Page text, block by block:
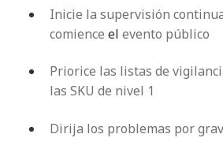
Inicie la supervisión
comience elevento público
Priorice las listas de
las SKU de nivel 1
Dirija los problemas por